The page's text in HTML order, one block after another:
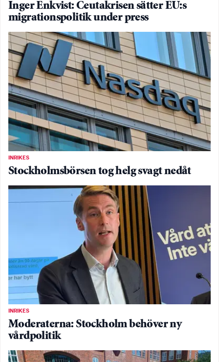
Inger Enkvist: Ceutakrisen sätter EU:s
migrationspolitik under press
INRIKES
Stockholmsbörsen tog helg svagt nedåt
INRIKES
Moderaterna: Stockholm behöver ny
vårdpolitik